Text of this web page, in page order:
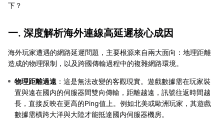
下？
一. 深度解析海外連線高延遲核心成因
海外玩家遭遇的網路延遲問題，主要根源來自兩大面向：地理距離
造成的物理限制，以及跨國傳輸過程中的複雜網路環境。
物理距離過遠 ：這是無法改變的客觀現實。遊戲數據需在玩家裝
置與遠在國内的伺服器間雙向傳輸，距離越遠，訊號往返時間越
長，直接反映在更高的Ping值上。例如北美或歐洲玩家，其遊戲
數據需橫跨大洋與大陸才能抵達國内伺服器機房。